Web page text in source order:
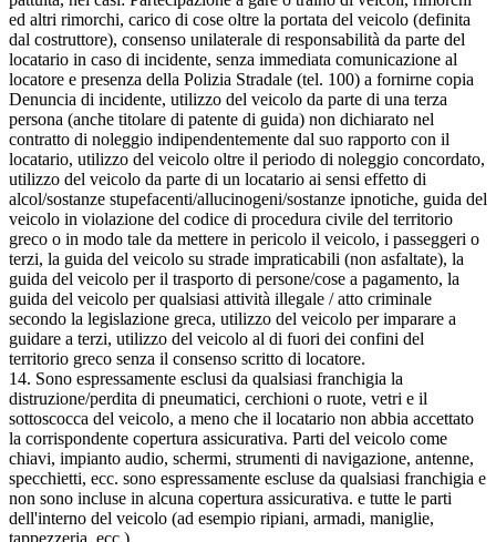
ed altri rimorchi, carico di cose oltre la portata del veicolo (definita
dal costruttore), consenso unilaterale di responsabilità da parte del
locatario in caso di incidente, senza immediata comunicazione al
locatore e presenza della Polizia Stradale (tel. 100) a fornirne copia
Denuncia di incidente, utilizzo del veicolo da parte di una terza
persona (anche titolare di patente di guida) non dichiarato nel
contratto di noleggio indipendentemente dal suo rapporto con il
locatario, utilizzo del veicolo oltre il periodo di noleggio concordato,
utilizzo del veicolo da parte di un locatario ai sensi effetto di
alcol/sostanze stupefacenti/allucinogeni/sostanze ipnotiche, guida del
veicolo in violazione del codice di procedura civile del territorio
greco o in modo tale da mettere in pericolo il veicolo, i passeggeri o
terzi, la guida del veicolo su strade impraticabili (non asfaltate), la
guida del veicolo per il trasporto di persone/cose a pagamento, la
guida del veicolo per qualsiasi attività illegale / atto criminale
secondo la legislazione greca, utilizzo del veicolo per imparare a
guidare a terzi, utilizzo del veicolo al di fuori dei confini del
territorio greco senza il consenso scritto di locatore.
14. Sono espressamente esclusi da qualsiasi franchigia la
distruzione/perdita di pneumatici, cerchioni o ruote, vetri e il
sottoscocca del veicolo, a meno che il locatario non abbia accettato
la corrispondente copertura assicurativa. Parti del veicolo come
chiavi, impianto audio, schermi, strumenti di navigazione, antenne,
specchietti, ecc. sono espressamente escluse da qualsiasi franchigia e
non sono incluse in alcuna copertura assicurativa. e tutte le parti
dell'interno del veicolo (ad esempio ripiani, armadi, maniglie,